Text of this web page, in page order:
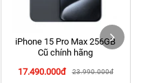
Tàu, Hồ Chí Minh (TP. Vũng
Hồ Chí Minh (Tân Bình
iPhone 15 Pro Max 256GB
Cũ chính hãng
17.490.000đ
23.990.000đ